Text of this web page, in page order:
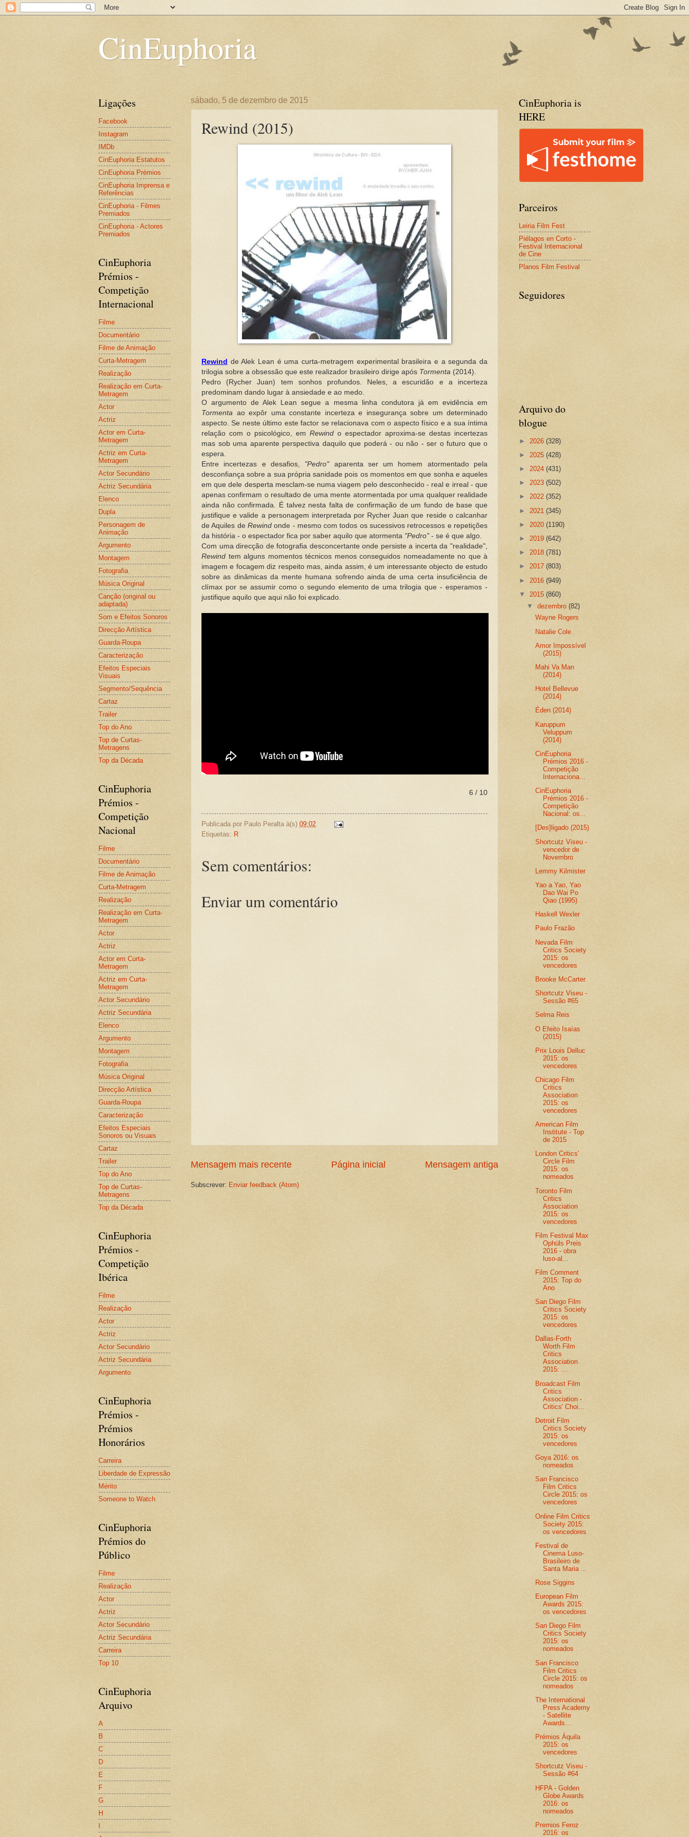
CinEuphoria
sábado, 5 de dezembro de 2015
Rewind (2015)
Rewind de Alek Lean é uma curta-metragem experimental brasileira e a segunda da
trilogia sobre a obsessão que este realizador brasileiro dirige após Tormenta (2014).
Pedro (Rycher Juan) tem sonhos profundos. Neles, a escuridão e a incerteza
predominam dando lugar à ansiedade e ao medo.
O argumento de Alek Lean segue a mesma linha condutora já em evidência em
Tormenta ao expôr uma constante incerteza e insegurança sobre um determinado
aspecto. Se neste último este factor se relacionava com o aspecto físico e a sua íntima
relação com o psicológico, em Rewind o espectador aproxima-se destas incertezas
mas sob uma aparente perspectiva daquilo que poderá - ou não - ser o futuro que o
espera.
Entre incertezas e desafios, "Pedro"aparenta ser um homem atormentado pela
desconfiança sobre a sua própria sanidade pois os momentos em que sonha e aqueles
em que dele desperta mesclam-se numa viagem pelo desconhecido - real e irreal - que
apenas confirmam o resultado de uma mente atormentada por uma qualquer realidade
ainda não confirmada. É talvez nesta falta de confirmação de um fundo de base que
justifique e valide a personagem interpretada por Rycher Juan que reside o calcanhar
de Aquiles de Rewindonde - mesmo com todos os sucessivos retrocessos e repetições
da história - o espectador fica por saber aquilo que atormenta "Pedro"- se é que algo.
Com uma direcção de fotografia desconcertante onde persiste a incerta da "realidade",
Rewind tem alguns momentos técnicos menos conseguidos nomeadamente no que à
imagem e focagem diz respeito mas, ainda assim, é um interessante objecto de estudo
sobre as dinâmicas da mente humana sofrendo ainda de uma certa insuficiência de
clímax por se assumir como o segundo elemento de uma trilogia que - esperamos -
justifique aquilo que aqui não foi explicado.
6 / 10
Publicada por Paulo Peralta à(s) 09:02
Etiquetas: R
Sem comentários:
Enviar um comentário
Mensagem mais recente Mensagem antiga
Página inicial
Subscrever: Enviar feedback (Atom)
Ligações
Facebook
Instagram
IMDb
CinEuphoria Estatutos
CinEuphoria Prémios
CinEuphoria Imprensa e
Referências
CinEuphoria - Filmes
Premiados
CinEuphoria - Actores
Premiados
CinEuphoria
Prémios -
Competição
Internacional
Filme
Documentário
Filme de Animação
Curta-Metragem
Realização
Realização em Curta-
Metragem
Actor
Actriz
Actor em Curta-
Metragem
Actriz em Curta-
Metragem
Actor Secundário
Actriz Secundária
Elenco
Dupla
Personagem de
Animação
Argumento
Montagem
Fotografia
Música Original
Canção (original ou
adaptada)
Som e Efeitos Sonoros
Direcção Artística
Guarda-Roupa
Caracterização
Efeitos Especiais
Visuais
Segmento/Sequência
Cartaz
Trailer
Top do Ano
Top de Curtas-
Metragens
Top da Década
CinEuphoria
Prémios -
Competição
Nacional
Filme
Documentário
Filme de Animação
Curta-Metragem
Realização
Realização em Curta-
Metragem
Actor
Actriz
Actor em Curta-
Metragem
Actriz em Curta-
Metragem
Actor Secundário
Actriz Secundária
Elenco
Argumento
Montagem
Fotografia
Música Original
Direcção Artística
Guarda-Roupa
Caracterização
Efeitos Especiais
Sonoros ou Visuais
Cartaz
Trailer
Top do Ano
Top de Curtas-
Metragens
Top da Década
CinEuphoria
Prémios -
Competição
Ibérica
Filme
Realização
Actor
Actriz
Actor Secundário
Actriz Secundária
Argumento
CinEuphoria
Prémios -
Prémios
Honorários
Carreira
Liberdade de Expressão
Mérito
Someone to Watch
CinEuphoria
Prémios do
Público
Filme
Realização
Actor
Actriz
Actor Secundário
Actriz Secundária
Carreira
Top 10
CinEuphoria
Arquivo
A
B
C
D
E
F
G
H
I
CinEuphoria is
HERE
Parceiros
Leiria Film Fest
Piélagos en Corto -
Festival Internacional
de Cine
Planos Film Festival
Seguidores
Arquivo do
blogue
► 2026 (328)
► 2025 (428)
► 2024 (431)
► 2023 (502)
► 2022 (352)
► 2021 (345)
► 2020 (1190)
► 2019 (642)
► 2018 (781)
► 2017 (803)
► 2016 (949)
▼ 2015 (860)
▼dezembro(82)
Wayne Rogers
Natalie Cole
Amor Impossível
(2015)
Mahi Va Man
(2014)
Hotel Bellevue
(2014)
Éden (2014)
Karuppum
Veluppum
(2014)
CinEuphoria
Prémios 2016 -
Competição
Internaciona...
CinEuphoria
Prémios 2016 -
Competição
Nacional: os...
[Des]ligado (2015)
Shortcutz Viseu -
vencedor de
Novembro
Lemmy Kilmister
Yao a Yao, Yao
Dao Wai Po
Qiao (1995)
Haskell Wexler
Paulo Frazão
Nevada Film
Critics Society
2015: os
vencedores
Brooke McCarter
Shortcutz Viseu -
Sessão #65
Selma Reis
O Efeito Isaías
(2015)
Prix Louis Delluc
2015: os
vencedores
Chicago Film
Critics
Association
2015: os
vencedores
American Film
Institute - Top
de 2015
London Critics'
Circle Film
2015: os
nomeados
Toronto Film
Critics
Association
2015: os
vencedores
Film Festival Max
Ophüls Preis
2016 - obra
luso-al...
Film Comment
2015: Top do
Ano
San Diego Film
Critics Society
2015: os
vencedores
Dallas-Forth
Worth Film
Critics
Association
2015: ...
Broadcast Film
Critics
Association -
Critics' Choi...
Detroit Film
Critics Society
2015: os
vencedores
Goya 2016: os
nomeados
San Francisco
Film Critics
Circle 2015: os
vencedores
Online Film Critics
Society 2015:
os vencedores
Festival de
Cinema Luso-
Brasileiro de
Santa Maria ...
Rose Siggins
European Film
Awards 2015:
os vencedores
San Diego Film
Critics Society
2015: os
nomeados
San Francisco
Film Critics
Circle 2015: os
nomeados
The International
Press Academy
- Satellite
Awards...
Prémios Áquila
2015: os
vencedores
Shortcutz Viseu -
Sessão #64
HFPA - Golden
Globe Awards
2016: os
nomeados
Premios Feroz
2016: os